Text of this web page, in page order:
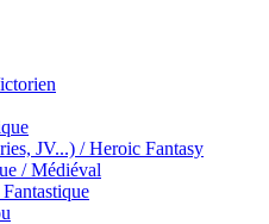
JV...) / Heroic Fantasy
/ Médiéval